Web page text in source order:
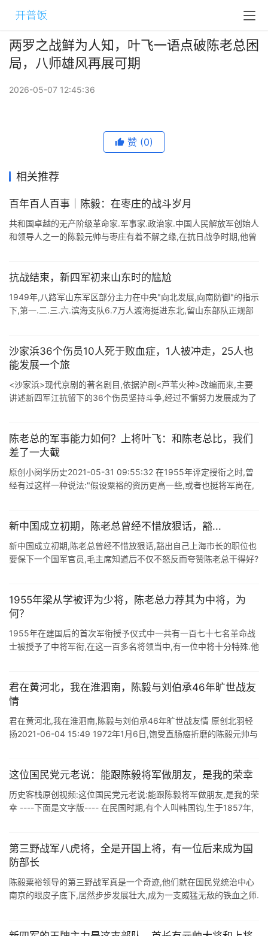
两罗之战鲜为人知，叶飞一语点破陈老总困
局，八师雄风再展可期
2026-05-07 12:45:36
赞 (0)
相关推荐
百年百人百事｜陈毅：在枣庄的战斗岁月
共和国卓越的无产阶级革命家.军事家.政治家.中国人民解放军创始人
和领导人之一的陈毅元帅与枣庄有着不解之缘,在抗日战争时期,他曾
抗战结束，新四军初来山东时的尴尬
1949年,八路军山东军区部分主力在中央"向北发展,向南防御"的指示
下,第一.二.三.六.滨海支队6.7万人渡海挺进东北,留山东部队正规部
沙家浜36个伤员10人死于败血症，1人被冲走，25人也
能发展一个旅
<沙家浜>现代京剧的著名剧目,依据沪剧<芦苇火种>改编而来,主要
讲述新四军江抗留下的36个伤员坚持斗争,经过不懈努力发展成为了
陈老总的军事能力如何？上将叶飞：和陈老总比，我们
差了一大截
原创小闵学历史2021-05-31 09:55:32 在1955年评定授衔之时,曾
经有过这样一种说法:"假设粟裕的资历更高一些,或者也挺将军尚在,
新中国成立初期，陈老总曾经不惜放狠话，豁...
新中国成立初期,陈老总曾经不惜放狠话,豁出自己上海市长的职位也
要保下一个国军官员,毛主席知道后不仅不怒反而夸赞陈老总干得好?
1955年梁从学被评为少将，陈老总力荐其为中将，为
何？
1955年在建国后的首次军衔授予仪式中一共有一百七十七名革命战
士被授予了中将军衔,在这一百多名将领当中,有一位中将十分特殊.他
君在黄河北，我在淮泗南，陈毅与刘伯承46年旷世战友
情
君在黄河北,我在淮泗南,陈毅与刘伯承46年旷世战友情 原创北羽轻
扬2021-06-04 15:49 1972年1月6日,饱受直肠癌折磨的陈毅元帅与
这位国民党元老说：能跟陈毅将军做朋友，是我的荣幸
历史客栈原创视频:这位国民党元老说:能跟陈毅将军做朋友,是我的荣
幸 ----下面是文字版---- 在民国时期,有个人叫韩国钧,生于1857年,
第三野战军八虎将，全是开国上将，有一位后来成为国
防部长
陈毅粟裕领导的第三野战军真是一个奇迹,他们就在国民党统治中心
南京的眼皮子底下,居然步步发展壮大,成为一支威猛无敌的铁血之师.